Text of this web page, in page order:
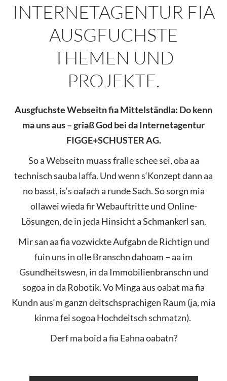
INTERNETAGENTUR FIA
AUSGFUCHSTE
THEMEN UND
PROJEKTE.
Ausgfuchste Webseitn fia Mittelständla: Do kenn
ma uns aus– griaß God bei da Internetagentur
FIGGE+SCHUSTER AG.
So a Webseitn muass fralle schee sei, oba aa
technisch sauba laffa. Und wenn s‘Konzept dann aa
no basst, is‘s oafach a runde Sach. So sorgn mia
ollawei wieda fir Webauftritte und Online-
Lösungen, de in jeda Hinsicht a Schmankerl san.
Mir san aa fia vozwickte Aufgabn de Richtign und
fuin uns in olle Branschn dahoam − aa im
Gsundheitswesn, in da Immobilienbranschn und
sogoa in da Robotik. Vo Minga aus oabat ma fia
Kundn aus‘m ganzn deitschsprachigen Raum (ja, mia
kinma fei sogoa Hochdeitsch schmatzn).
Derf ma boid a fia Eahna oabatn?